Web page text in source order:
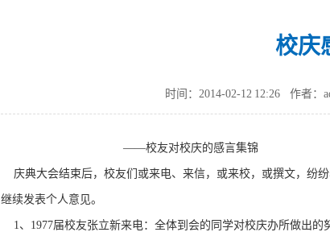
校庆
时间：2014-02-12 12:26 作者：
——校友对校庆的感言集锦
庆典大会结束后，校友们或来电、来信，或来校，或撰文，纷
继续发表个人意见。
1、1977届校友张立新来电：全体到会的同学对校庆办所做出的